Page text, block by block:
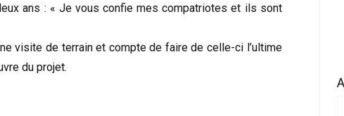
ans : « Je vous confie mes compatriotes et ils sont
visite de terrain et compte de faire de celle-ci l’ultime
du projet.